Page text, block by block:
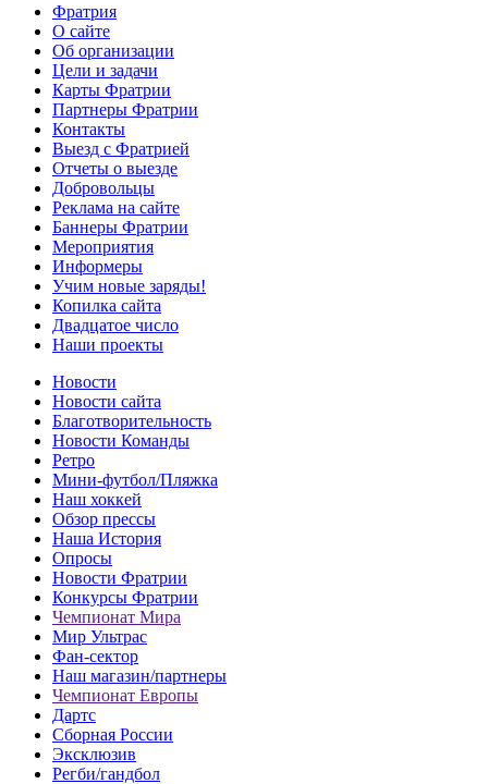
Фратрия
О сайте
Об организации
Цели и задачи
Карты Фратрии
Партнеры Фратрии
Контакты
Выезд с Фратрией
Отчеты о выезде
Добровольцы
Реклама на сайте
Баннеры Фратрии
Мероприятия
Информеры
Учим новые заряды!
Копилка сайта
Двадцатое число
Наши проекты
Новости
Новости сайта
Благотворительность
Новости Команды
Ретро
Мини-футбол/Пляжка
Наш хоккей
Обзор прессы
Наша История
Опросы
Новости Фратрии
Конкурсы Фратрии
Чемпионат Мира
Мир Ультрас
Фан-cектор
Наш магазин/партнеры
Чемпионат Европы
Дартс
Сборная России
Эксклюзив
Регби/гандбол